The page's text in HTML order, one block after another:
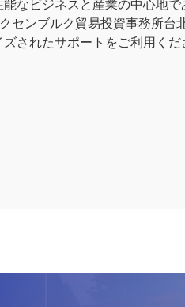
なビジネスと産業の中心地で
センブルク貿易投資事務所台
されたサポートをご利用くだ